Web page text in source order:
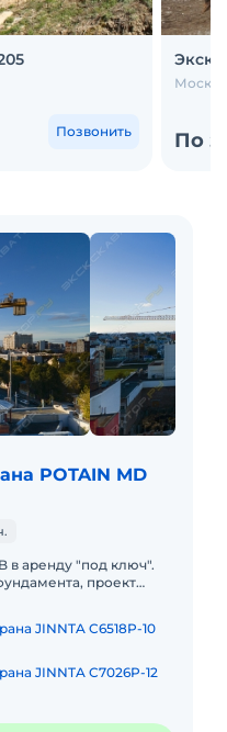
Позвонить
Москва
По
POTAIN MD
в аренду "под ключ".
проект
JINNTA C6518P-10
JINNTA C7026P-12